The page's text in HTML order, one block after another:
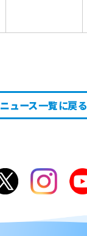
ニュース一覧に戻る